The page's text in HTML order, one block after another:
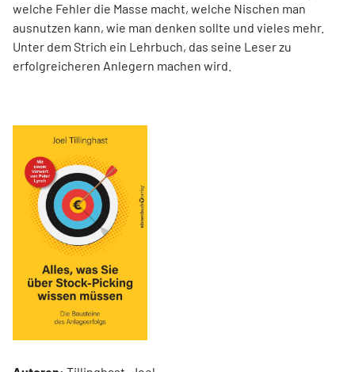
welche Fehler die Masse macht, welche Nischen man
ausnutzen kann, wie man denken sollte und vieles mehr.
Unter dem Strich ein Lehrbuch, das seine Leser zu
erfolgreicheren Anlegern machen wird.